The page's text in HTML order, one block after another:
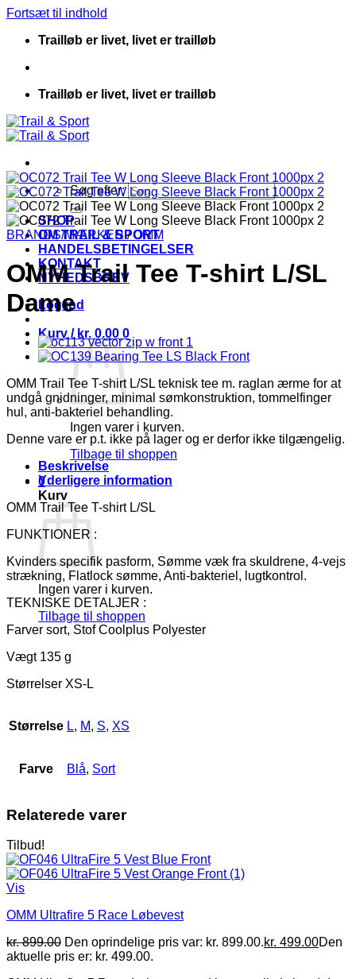
Fortsæt til indhold
Trailløb er livet, livet er trailløb
Trailløb er livet, livet er trailløb
Søg efter:
SHOP
OM TRAIL & SPORT
HANDELSBETINGELSER
KONTAKT
NYHEDSBREV
Log ind
Kurv / kr. 0.00 0
Ingen varer i kurven.
Tilbage til shoppen
0
Kurv
Ingen varer i kurven.
Tilbage til shoppen
BRANDS/MÆRKER / OMM
OMM Trail Tee T-shirt L/SL
Dame
OMM Trail Tee T-shirt L/SL teknisk tee m. raglan ærme for at
undgå gnidninger, minimal sømkonstruktion, tommelfinger
hul, anti-bakteriel behandling.
Denne vare er p.t. ikke på lager og er derfor ikke tilgængelig.
Beskrivelse
Yderligere information
OMM Trail Tee T-shirt L/SL
FUNKTIONER :
Kvinders specifik pasform, Sømme væk fra skuldrene, 4-vejs
strækning, Flatlock sømme, Anti-bakteriel, lugtkontrol.
TEKNISKE DETALJER :
Farver sort, Stof Coolplus Polyester
Vægt 135 g
Størrelser XS-L
Størrelse L, M, S, XS
Farve Blå, Sort
Relaterede varer
Tilbud!
Vis
OMM Ultrafire 5 Race Løbevest
kr.899.00 Den oprindelige pris var: kr. 899.00.kr. 499.00Den
aktuelle pris er: kr. 499.00.